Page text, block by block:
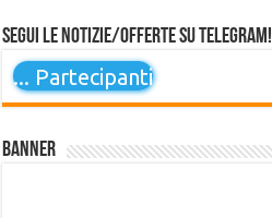
Segui le notizie/offerte su Telegram!
... Partecipanti
Banner